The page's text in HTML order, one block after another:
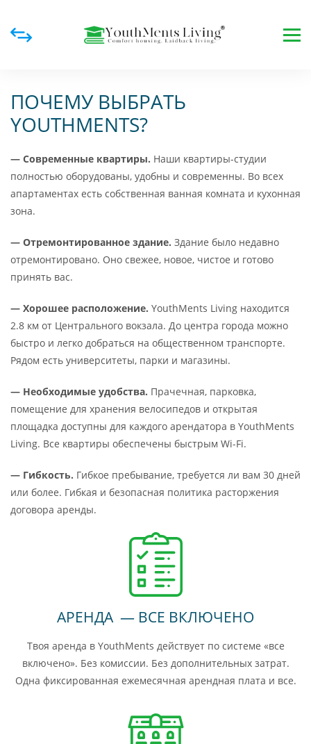
ПОЧЕМУ ВЫБРАТЬ
YOUTHMENTS?
— Современные квартиры. Наши квартиры-студии
полностью оборудованы, удобны и современны. Во всех
апартаментах есть собственная ванная комната и кухонная
зона.
— Отремонтированное здание. Здание было недавно
отремонтировано. Онo свежее, новое, чистое и готово
принять вас.
— Хорошее расположение. YouthMents Living находится
2.8 км от Центрального вокзала. До центра города можно
быстро и легко добраться на общественном транспорте.
Рядом есть университеты, парки и магазины.
— Необходимые удобства. Прачечная, парковка,
помещение для хранения велосипедов и открытая
площадка доступны для каждого арендатора в YouthMents
Living. Все квартиры обеспечены быстрым Wi-Fi.
— Гибкость. Гибкое пребывание, требуется ли вам 30 дней
или более. Гибкая и безопасная политика расторжения
договора аренды.
АРЕНДА — ВСЕ ВКЛЮЧЕНО
Твоя аренда в YouthMents действует по системе «все
включено». Без комиссии. Без дополнительных затрат.
Одна фиксированная ежемесячная арендная плата и все.